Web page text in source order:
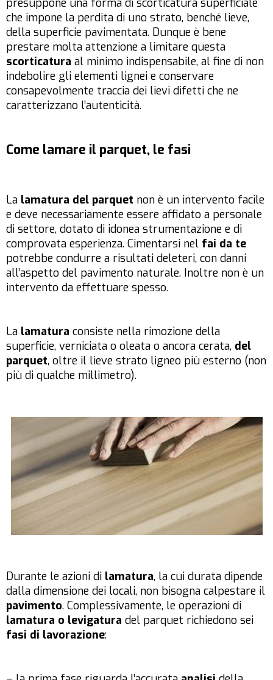
che impone la perdita di uno strato, benché lieve,
della superficie pavimentata. Dunque è bene
prestare molta attenzione a limitare questa
scorticatura al minimo indispensabile, al fine di non
indebolire gli elementi lignei e conservare
consapevolmente traccia dei lievi difetti che ne
caratterizzano l’autenticità.
Come lamare il parquet, le fasi
La lamatura del parquet non è un intervento facile
e deve necessariamente essere affidato a personale
di settore, dotato di idonea strumentazione e di
comprovata esperienza. Cimentarsi nel fai da te
potrebbe condurre a risultati deleteri, con danni
all’aspetto del pavimento naturale. Inoltre non è un
intervento da effettuare spesso.
La lamatura consiste nella rimozione della
superficie, verniciata o oleata o ancora cerata, del
parquet, oltre il lieve strato ligneo più esterno (non
più di qualche millimetro).
Durante le azioni di lamatura, la cui durata dipende
dalla dimensione dei locali, non bisogna calpestare il
pavimento. Complessivamente, le operazioni di
lamatura o levigatura del parquet richiedono sei
fasi di lavorazione: